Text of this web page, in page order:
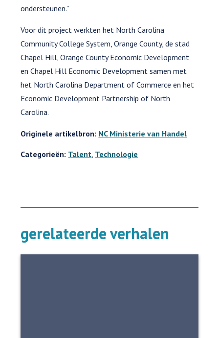
ondersteunen.”
Voor dit project werkten het North Carolina
Community College System, Orange County, de stad
Chapel Hill, Orange County Economic Development
en Chapel Hill Economic Development samen met
het North Carolina Department of Commerce en het
Economic Development Partnership of North
Carolina.
Originele artikelbron: NC Ministerie van Handel
Categorieën: Talent Technologie
gerelateerde verhalen